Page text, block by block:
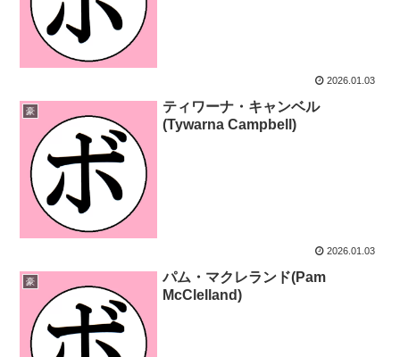
2026.01.03
豪
ティワーナ・キャンベル
(Tywarna Campbell)
2026.01.03
豪
パム・マクレランド(Pam
McClelland)